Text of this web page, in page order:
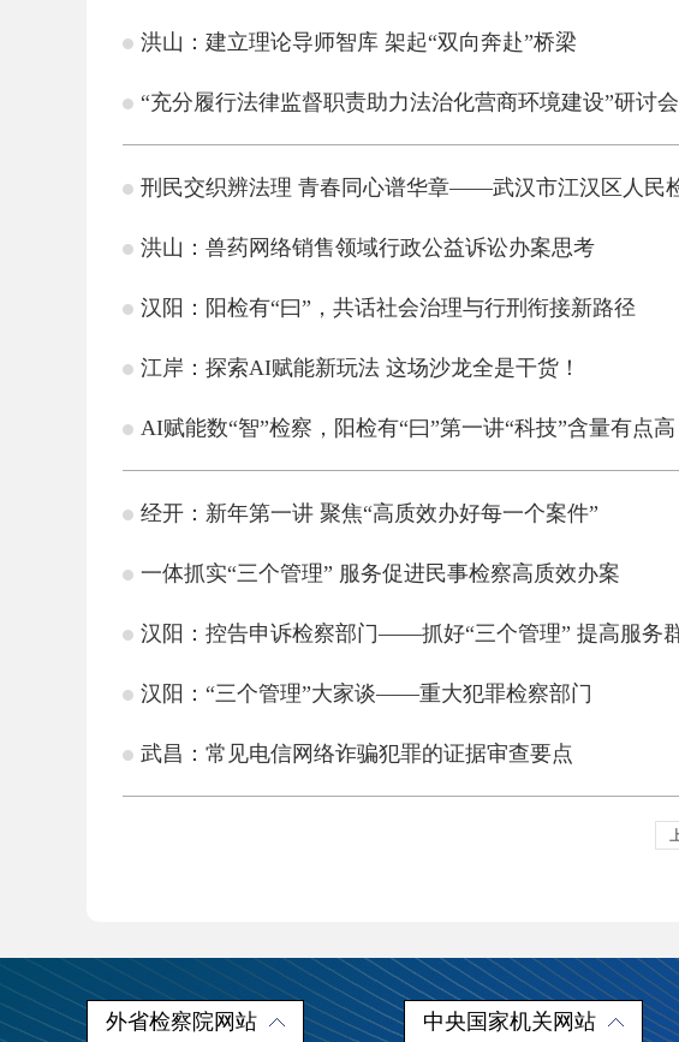
洪山：建立理论导师智库 架起“双向奔赴”桥梁
“充分履行法律监督职责助力法治化营商环境建设”研讨
刑民交织辨法理 青春同心谱华章——武汉市江汉区人民
洪山：兽药网络销售领域行政公益诉讼办案思考
汉阳：阳检有“曰”，共话社会治理与行刑衔接新路径
江岸：探索AI赋能新玩法 这场沙龙全是干货！
AI赋能数“智”检察，阳检有“曰”第一讲“科技”含量有点高
经开：新年第一讲 聚焦“高质效办好每一个案件”
一体抓实“三个管理” 服务促进民事检察高质效办案
汉阳：控告申诉检察部门——抓好“三个管理” 提高服务
汉阳：“三个管理”大家谈——重大犯罪检察部门
武昌：常见电信网络诈骗犯罪的证据审查要点
外省检察院网站 中央国家机关网站